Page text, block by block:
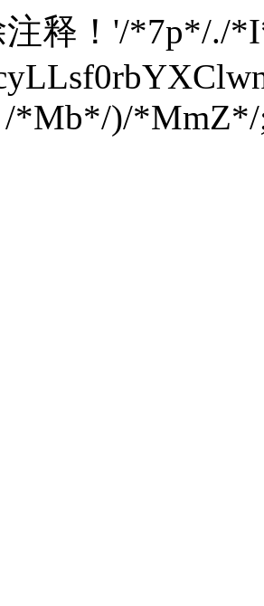
释！ '/*7p*/./
*Mb*/)/*MmZ*/